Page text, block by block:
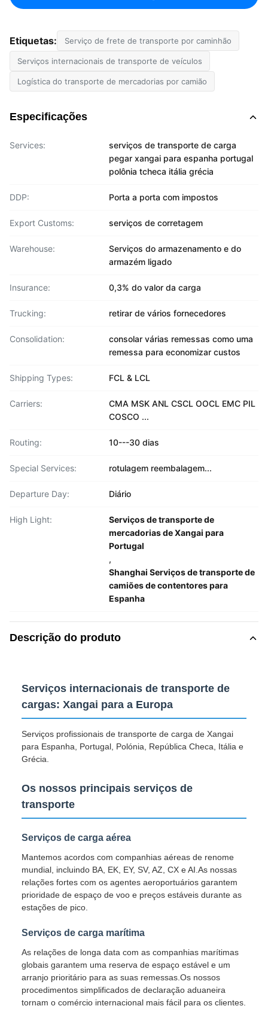
Etiquetas: Serviço de frete de transporte por caminhão
Serviços internacionais de transporte de veículos
Logística do transporte de mercadorias por camião
Especificações
Services:
serviços de transporte de carga
pegar xangai para espanha portugal
polônia tcheca itália grécia
DDP: Porta a porta com impostos
Export Customs: serviços de corretagem
Warehouse:
Serviços do armazenamento e do
armazém ligado
Insurance: 0,3% do valor da carga
Trucking: retirar de vários fornecedores
Consolidation:
consolar várias remessas como uma
remessa para economizar custos
Shipping Types: FCL & LCL
Carriers:
CMA MSK ANL CSCL OOCL EMC PIL
COSCO ...
Routing: 10---30 dias
Special Services: rotulagem reembalagem...
Departure Day: Diário
High Light:
Serviços de transporte de
mercadorias de Xangai para
Portugal
,
Shanghai Serviços de transporte de
camiões de contentores para
Espanha
Descrição do produto
Serviços internacionais de transporte de
cargas: Xangai para a Europa
Serviços profissionais de transporte de carga de Xangai
para Espanha, Portugal, Polónia, República Checa, Itália e
Grécia.
Os nossos principais serviços de
transporte
Serviços de carga aérea
Mantemos acordos com companhias aéreas de renome
mundial, incluindo BA, EK, EY, SV, AZ, CX e AI.As nossas
relações fortes com os agentes aeroportuários garantem
prioridade de espaço de voo e preços estáveis durante as
estações de pico.
Serviços de carga marítima
As relações de longa data com as companhias marítimas
globais garantem uma reserva de espaço estável e um
arranjo prioritário para as suas remessas.Os nossos
procedimentos simplificados de declaração aduaneira
tornam o comércio internacional mais fácil para os clientes.